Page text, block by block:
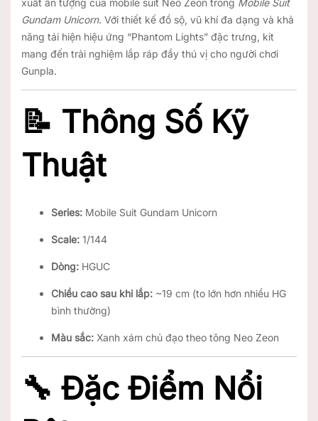
xuất ấn tượng của mobile suit Neo Zeon trong Mobile Suit
Gundam Unicorn. Với thiết kế đồ sộ, vũ khí đa dạng và khả
năng tái hiện hiệu ứng “Phantom Lights” đặc trưng, kit
mang đến trải nghiệm lắp ráp đầy thú vị cho người chơi
Gunpla.
📝 Thông Số Kỹ
Thuật
Series: Mobile Suit Gundam Unicorn
Scale: 1/144
Dòng: HGUC
Chiều cao sau khi lắp: ~19 cm (to lớn hơn nhiều HG
bình thường)
Màu sắc: Xanh xám chủ đạo theo tông Neo Zeon
🔧 Đặc Điểm Nổi